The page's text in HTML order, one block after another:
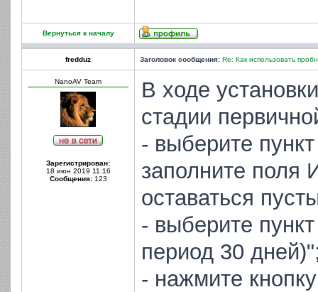
Вернуться к началу
fredduz Заголовок сообщения: Re: Как использовать
NanoAV Team
Зарегистрирован:
18 июн 2019 11:16
Сообщения:123
В ходе
стадии
- выберите
заполните поля
оставаться
- выберите
период 30
- нажмите